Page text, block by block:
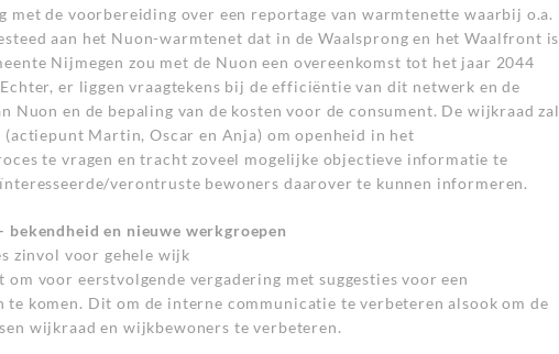
met de voorbereiding over een reportage van warmtenette waarbij o.a.
aan het Nuon-warmtenet dat in de Waalsprong en het Waalfront is
Nijmegen zou met de Nuon een overeenkomst tot het jaar 2044
er liggen vraagtekens bij de efficiëntie van dit netwerk en de
Nuon en de bepaling van de kosten voor de consument. De wijkraad zal
(actiepunt Martin, Oscar en Anja) om openheid in het
te vragen en tracht zoveel mogelijke objectieve informatie te
verontruste bewoners daarover te kunnen informeren.
bekendheid en nieuwe werkgroepen
zinvol voor gehele wijk
voor eerstvolgende vergadering met suggesties voor een
te komen. Dit om de interne communicatie te verbeteren alsook om de
wijkraad en wijkbewoners te verbeteren.